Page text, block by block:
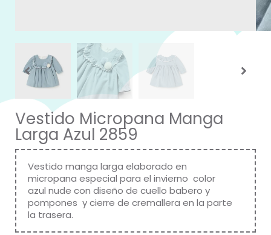
Vestido Micropana Manga
Larga Azul 2859
Vestido manga larga elaborado en
micropana especial para el invierno color
azul nude con diseño de cuello babero y
pompones y cierre de cremallera en la parte
la trasera.